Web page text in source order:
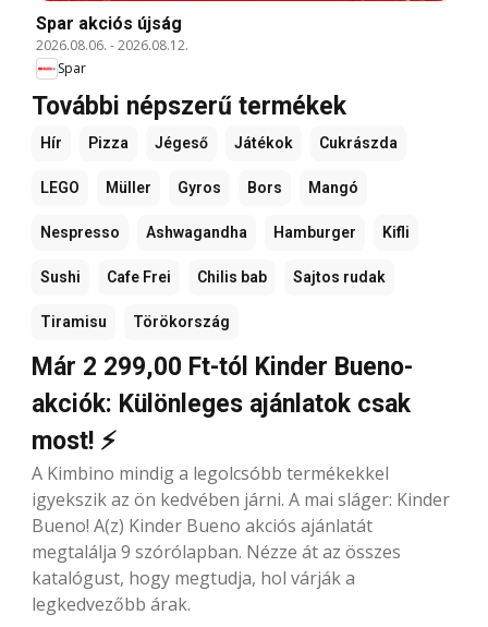
Spar akciós újság
2026.08.06. -2026.08.12.
Spar
További népszerű termékek
Hír Pizza Jégeső Játékok Cukrászda
LEGO Müller Gyros Bors Mangó
Nespresso Ashwagandha Hamburger Kifli
Sushi Cafe Frei Chilis bab Sajtos rudak
Tiramisu Törökország
Már 2 299,00 Ft-tól Kinder Bueno-
akciók: Különleges ajánlatok csak
most! ⚡
A Kimbino mindig a legolcsóbb termékekkel
igyekszik az ön kedvében járni. A mai sláger: Kinder
Bueno! A(z) Kinder Bueno akciós ajánlatát
megtalálja 9 szórólapban. Nézze át az összes
katalógust, hogy megtudja, hol várják a
legkedvezőbb árak.